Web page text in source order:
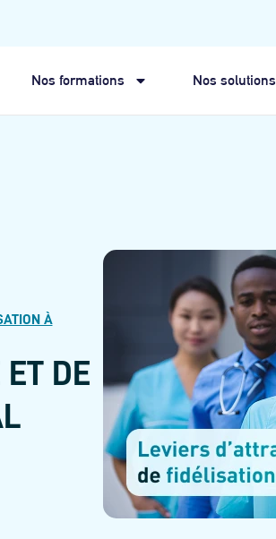
Nos formations Nos solutions
À
ET DE